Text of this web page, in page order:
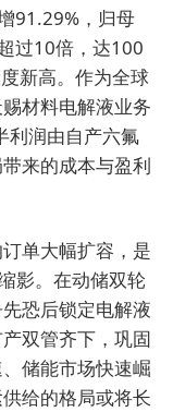
91.29%，归母
过10倍，达100
新高。作为全球
材料电解液业务
利润由自产六氟
来的成本与盈利
单大幅扩容，是
影。在动储双轮
恐后锁定电解液
双管齐下，巩固
储能市场快速崛
给的格局或将长